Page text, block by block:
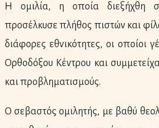
Η ομιλία, η οποία διεξήχθη
προσέλκυσε πλήθος πιστών και
διάφορες εθνικότητες, οι οποίοι
Ορθοδόξου Κέντρου και
και προβληματισμούς.
Ο σεβαστός ομιλητής, με βαθύ